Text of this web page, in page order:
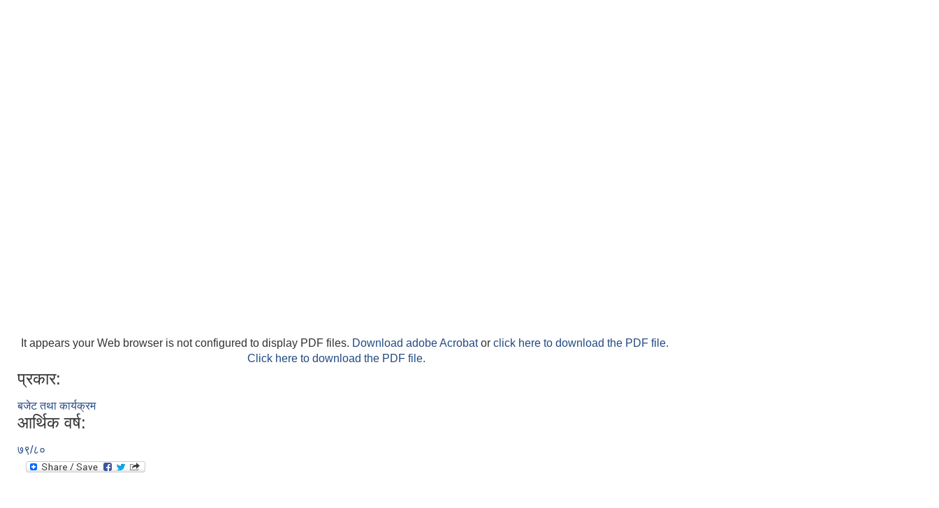
It appears your Web browser is not configured to display PDF files. Download adobe Acrobator click here to download the PDF file.
Click here to download the PDF file.
प्रकार:
बजेट तथा कार्यक्रम
आर्थिक वर्ष:
७९/८०